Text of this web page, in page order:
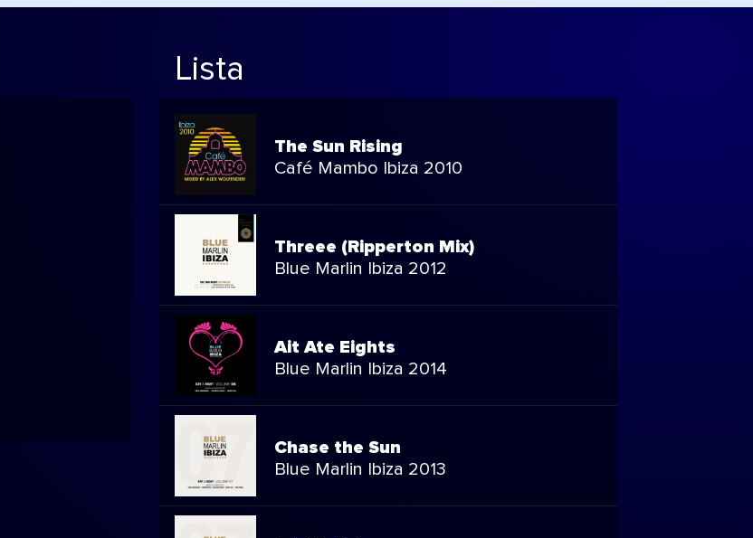
Lista
The Sun Rising
Café Mambo Ibiza 2010
Threee (Ripperton Mix)
Blue Marlin Ibiza 2012
Ait Ate Eights
Blue Marlin Ibiza 2014
Chase the Sun
Blue Marlin Ibiza 2013